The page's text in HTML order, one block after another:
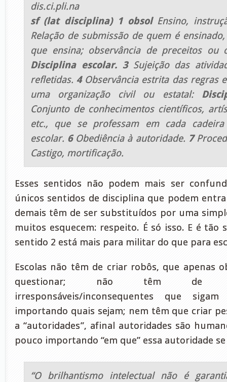
dis.ci.pli.na
sf (lat disciplina) 1 obsolEnsino,
Relação de submissão de quem é
que ensina; observância de preceitos ou
Disciplina escolar. 3Sujeição das
refletidas. 4Observância estrita das regras
uma organização civil ou estatal:
Conjunto de conhecimentos científicos,
etc., que se professam em cada
escolar. 6Obediência à autoridade. 7
Castigo, mortificação.
Esses sentidos não podem mais ser
únicos sentidos de disciplina que podem
demais têm de ser substituídos por uma
muitos esquecem: respeito. É só isso. E é tão
sentido 2 está mais para militar do que para
Escolas não têm de criar robôs, que apenas
questionar; não têm de
irresponsáveis/inconsequentes que
importando quais sejam; nem têm que criar
a “autoridades”, afinal autoridades são
pouco importando “em que” essa autoridade
“O brilhantismo intelectual não é